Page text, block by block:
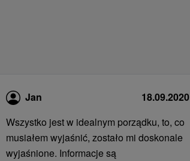
Jan
18.09.2020
Wszystko jest w idealnym porządku, to, co
musiałem wyjaśnić, zostało mi doskonale
wyjaśnione. Informacje są